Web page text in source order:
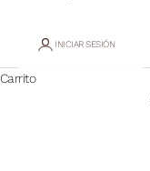
INICIAR SESIÓN
Carrito